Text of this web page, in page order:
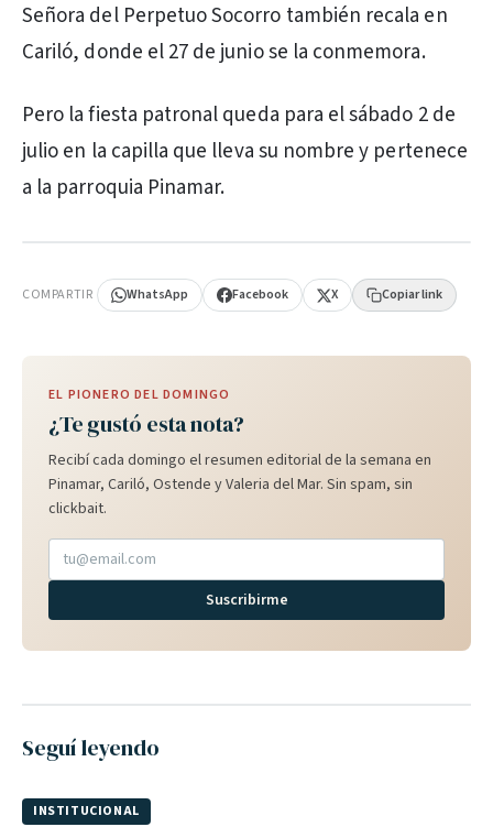
Señora del Perpetuo Socorro también recala en
Cariló, donde el 27 de junio se la conmemora.
Pero la fiesta patronal queda para el sábado 2 de
julio en la capilla que lleva su nombre y pertenece
a la parroquia Pinamar.
COMPARTIR WhatsApp Facebook X Copiar link
EL PIONERO DEL DOMINGO
¿Te gustó esta nota?
Recibí cada domingo el resumen editorial de la semana en
Pinamar, Cariló, Ostende y Valeria del Mar. Sin spam, sin
clickbait.
Suscribirme
Seguí leyendo
INSTITUCIONAL